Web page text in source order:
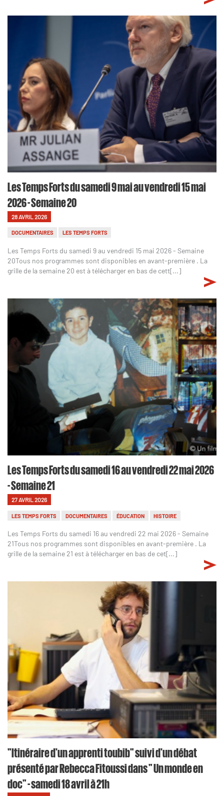
Les Temps Forts du samedi 9 mai au vendredi 15 mai
2026 - Semaine 20
28 AVRIL 2026
DOCUMENTAIRES LES TEMPS FORTS
Les Temps Forts du samedi 9 au vendredi 15 mai 2026 - Semaine
20Tous nos programmes sont disponibles en avant-première . La
grille de la semaine 20 est à télécharger en bas de cett[...]
Les Temps Forts du samedi 16 au vendredi 22 mai 2026
- Semaine 21
27 AVRIL 2026
LES TEMPS FORTS DOCUMENTAIRES ÉDUCATION HISTOIRE
Les Temps Forts du samedi 16 au vendredi 22 mai 2026 - Semaine
21Tous nos programmes sont disponibles en avant-première . La
grille de la semaine 21 est à télécharger en bas de cet[...]
"Itinéraire d'un apprenti toubib" suivi d'un débat
présenté par Rebecca Fitoussi dans " Un monde en
doc" - samedi 18 avril à 21h